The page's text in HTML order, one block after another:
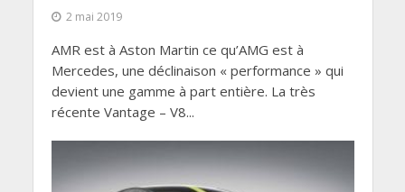
2 mai 2019
AMR est à Aston Martin ce qu’AMG est à
Mercedes, une déclinaison « performance » qui
devient une gamme à part entière. La très
récente Vantage – V8...